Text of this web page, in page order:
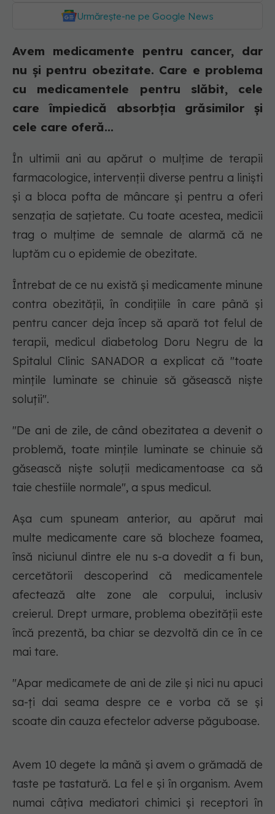
Urmărește-ne pe Google News
Avem medicamente pentru cancer, dar
nu și pentru obezitate. Care e problema
cu medicamentele pentru slăbit, cele
care împiedică absorbția grăsimilor și
cele care oferă...
În ultimii ani au apărut o mulțime de terapii
farmacologice, intervenții diverse pentru a liniști
și a bloca pofta de mâncare și pentru a oferi
senzația de sațietate. Cu toate acestea, medicii
trag o mulțime de semnale de alarmă că ne
luptăm cu o epidemie de obezitate.
Întrebat de ce nu există și medicamente minune
contra obezității, în condițiile în care până și
pentru cancer deja încep să apară tot felul de
terapii, medicul diabetolog Doru Negru de la
Spitalul Clinic SANADOR a explicat că "toate
mințile luminate se chinuie să găsească niște
soluții".
"De ani de zile, de când obezitatea a devenit o
problemă, toate mințile luminate se chinuie să
găsească niște soluții medicamentoase ca să
taie chestiile normale", a spus medicul.
Așa cum spuneam anterior, au apărut mai
multe medicamente care să blocheze foamea,
însă niciunul dintre ele nu s-a dovedit a fi bun,
cercetătorii descoperind că medicamentele
afectează alte zone ale corpului, inclusiv
creierul. Drept urmare, problema obezității este
încă prezentă, ba chiar se dezvoltă din ce în ce
mai tare.
"Apar medicamete de ani de zile și nici nu apuci
sa-ți dai seama despre ce e vorba că se și
scoate din cauza efectelor adverse păguboase.
Avem 10 degete la mână și avem o grămadă de
taste pe tastatură. La fel e și în organism. Avem
numai câțiva mediatori chimici și receptori în